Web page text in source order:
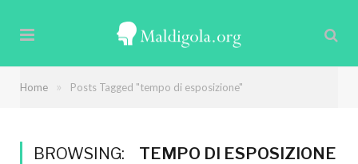
Home » Posts Tagged "tempo di esposizione"
BROWSING: TEMPO DI ESPOSIZIONE